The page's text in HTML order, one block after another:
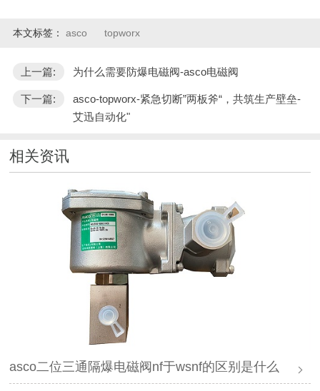
本文标签： asco topworx
上一篇: 为什么需要防爆电磁阀-asco电磁阀
下一篇:
asco-topworx-紧急切断”两板斧“，共筑生产壁垒-
艾迅自动化"
相关资讯
asco二位三通隔爆电磁阀nf于wsnf的区别是什么